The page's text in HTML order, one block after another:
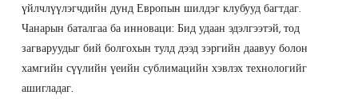
үйлчлүүлэгчдийн дунд Европын шилдэг клубууд багтдаг.
Чанарын баталгаа ба инноваци: Бид удаан эдэлгээтэй, тод
загваруудыг бий болгохын тулд дээд зэргийн даавуу болон
хамгийн сүүлийн үеийн сублимацийн хэвлэх технологийг
ашигладаг.